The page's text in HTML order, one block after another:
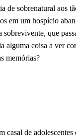
de sobrenatural aos
em um hospício
que
coisa a ver
memórias?
casal de